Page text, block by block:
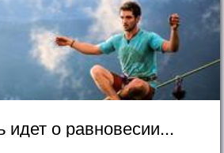
идет о равновесии...